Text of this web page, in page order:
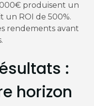
produisent un
un ROI de 500%.
rendements avant
:
horizon